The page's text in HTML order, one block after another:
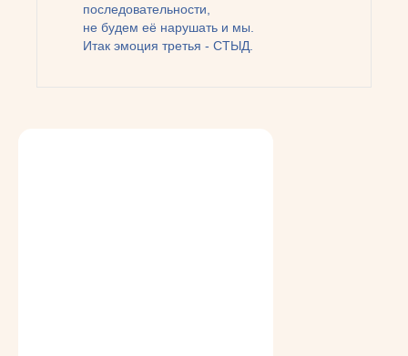
последовательности,
не будем её нарушать и мы.
Итак эмоция третья - СТЫД.